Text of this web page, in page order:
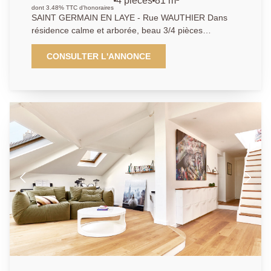
dont 3.48% TTC d'honoraires
SAINT GERMAIN EN LAYE - Rue WAUTHIER Dans
résidence calme et arborée, beau 3/4 pièces
idéalement situé à 10 minutes à pieds du RER A de
Saint Germain en Laye et à 5 min à pied du centre
ville- L'appartement offre un beau Séjour double de
collectif dans la résidence. AP : 01.39.04.09.09
CONSULTER L'ANNONCE